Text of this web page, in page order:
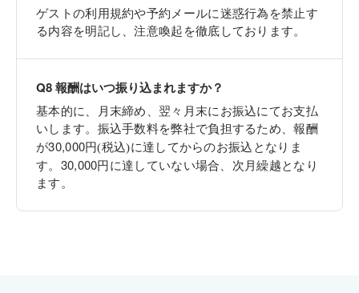
ゲストの利用規約や予約メールに迷惑行為を禁止す
る内容を明記し、注意喚起を徹底しております。
Q8報酬はいつ振り込まれますか？
基本的に、月末締め、翌々月末にお振込にてお支払
いします。振込手数料を弊社で負担するため、報酬
が30,000円(税込)に達してからのお振込となりま
す。 30,000円に達していない場合、次月繰越となり
ます。